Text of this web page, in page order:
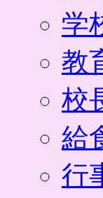
学
教
校
給
行